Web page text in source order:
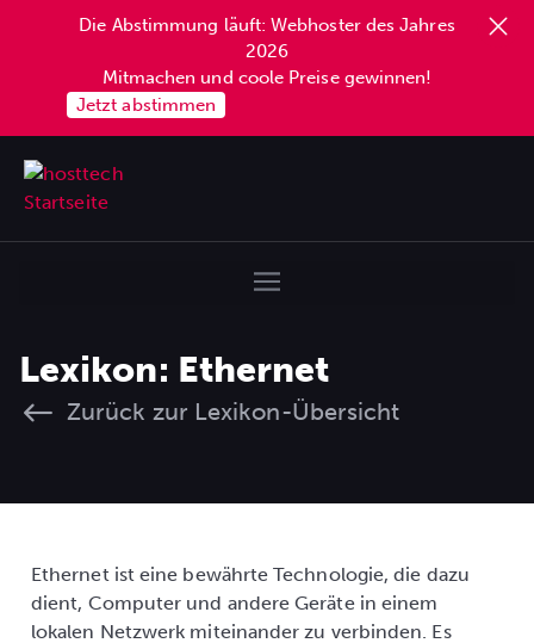
Die Abstimmung läuft: Webhoster des Jahres
2026
Mitmachen und coole Preise gewinnen!
Jetzt abstimmen
Lexikon: Ethernet
Zurück zur Lexikon-Übersicht
Ethernet ist eine bewährte Technologie, die dazu
dient, Computer und andere Geräte in einem
lokalen Netzwerk miteinander zu verbinden. Es